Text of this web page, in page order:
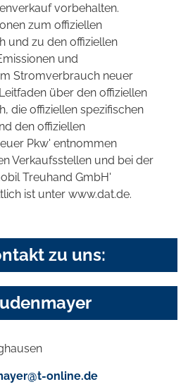
vorbehalten.
zum offiziellen
und zu den offiziellen
und
Stromverbrauch neuer
über den offiziellen
die offiziellen spezifischen
den offiziellen
Pkw' entnommen
Verkaufsstellen und bei der
Treuhand GmbH'
ist unter www.dat.de.
zu uns:
online.de